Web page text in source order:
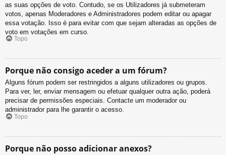
as suas opções de voto. Contudo, se os Utilizadores já submeteram
votos, apenas Moderadores e Administradores podem editar ou apagar
essa votação. Isso é para evitar com que sejam alteradas as opções de
voto em votações em curso.
Topo
Porque não consigo aceder a um fórum?
Alguns fórum podem ser restringidos a alguns utilizadores ou grupos.
Para ver, ler, enviar mensagem ou efetuar qualquer outra ação, poderá
precisar de permissões especiais. Contacte um moderador ou
administrador para lhe garantir o acesso.
Topo
Porque não posso adicionar anexos?